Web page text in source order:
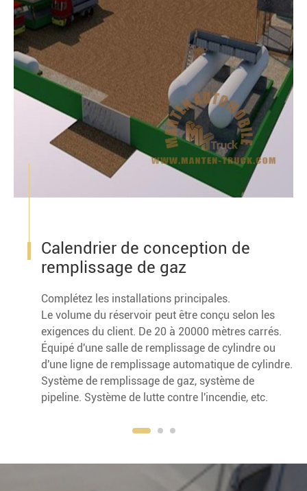
Calendrier de conception de
remplissage de gaz
Complétez les installations principales.
Le volume du réservoir peut être conçu selon les
exigences du client. De 20 à 20000 mètres carrés.
Équipé d'une salle de remplissage de cylindre ou
d'une ligne de remplissage automatique de cylindre.
Système de remplissage de gaz, système de
pipeline. Système de lutte contre l'incendie, etc.